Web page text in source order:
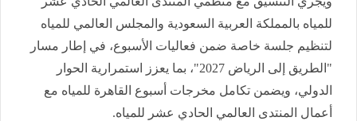
للمياه بالمملكة العربية السعودية والمجلس العالمي للمياه
لتنظيم جلسة خاصة ضمن فعاليات الأسبوع، في إطار مسار
"الطريق إلى الرياض 2027"، بما يعزز استمرارية الحوار
الدولي، ويضمن تكامل مخرجات أسبوع القاهرة للمياه مع
أعمال المنتدى العالمي الحادي عشر للمياه.